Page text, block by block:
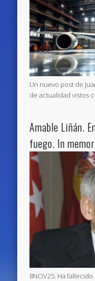
Un nuevo post de
de actualidad vistos
Amable Liñán.
fuego. In
8NOV25. Ha